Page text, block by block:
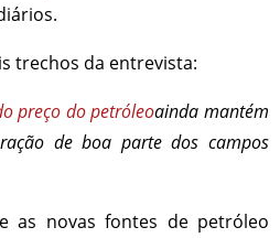
trechos da entrevista:
preço do petróleoainda mantém
de boa parte dos campos
as novas fontes de petróleo